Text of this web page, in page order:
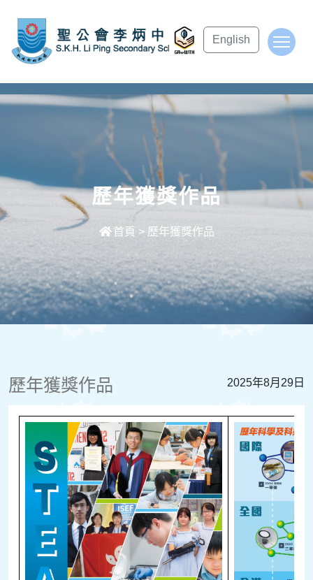
English
歷年獲獎作品
首頁 > 歷年獲獎作品
歷年獲獎作品 2025年8月29日